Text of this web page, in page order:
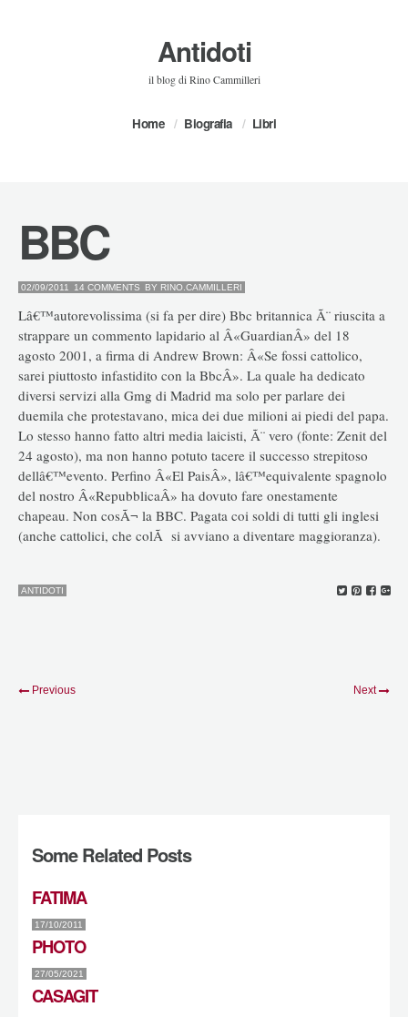
Antidoti
il blog di Rino Cammilleri
Home Biografia Libri
BBC
02/09/2011 14 COMMENTS BY RINO.CAMMILLERI
Lâ€™autorevolissima (si fa per dire) Bbc britannica Ã¨ riuscita a
strappare un commento lapidario al Â«GuardianÂ» del 18
agosto 2001, a firma di Andrew Brown: Â«Se fossi cattolico,
sarei piuttosto infastidito con la BbcÂ». La quale ha dedicato
diversi servizi alla Gmg di Madrid ma solo per parlare dei
duemila che protestavano, mica dei due milioni ai piedi del papa.
Lo stesso hanno fatto altri media laicisti, Ã¨ vero (fonte: Zenit del
24 agosto), ma non hanno potuto tacere il successo strepitoso
dellâ€™evento. Perfino Â«El PaisÂ», lâ€™equivalente spagnolo
del nostro Â«RepubblicaÂ» ha dovuto fare onestamente
chapeau. Non cosÃ¬ la BBC. Pagata coi soldi di tutti gli inglesi
(anche cattolici, che colÃ si avviano a diventare maggioranza).
ANTIDOTI
Previous Next
Some Related Posts
FATIMA
17/10/2011
PHOTO
27/05/2021
CASAGIT